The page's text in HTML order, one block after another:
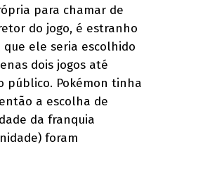
para chamar de
do jogo, é estranho
ele seria escolhido
dois jogos até
público. Pokémon tinha
a escolha de
da franquia
foram